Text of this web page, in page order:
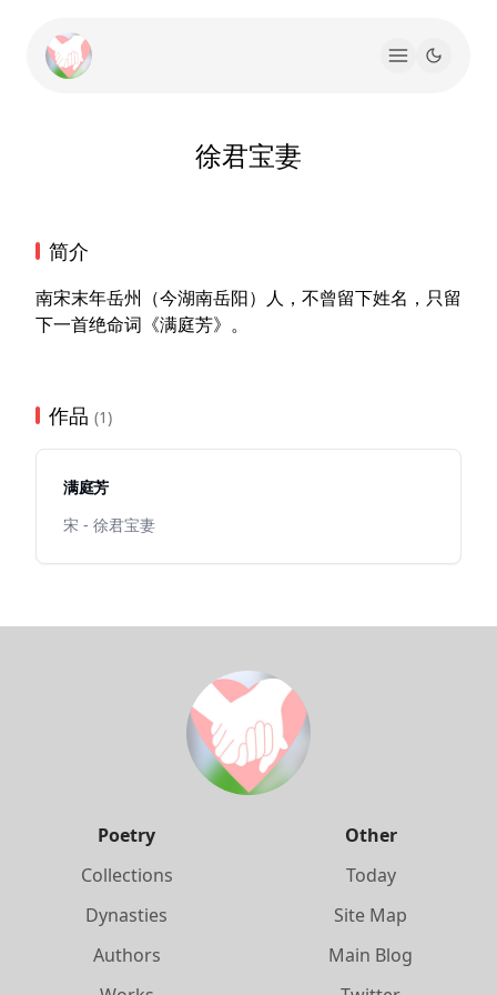
徐君宝妻
简介
南宋末年岳州（今湖南岳阳）人，不曾留下姓名，只留
下一首绝命词《满庭芳》。
作品 (1)
满庭芳
宋 - 徐君宝妻
Poetry
Collections
Dynasties
Authors
Other
Today
Site Map
Main Blog